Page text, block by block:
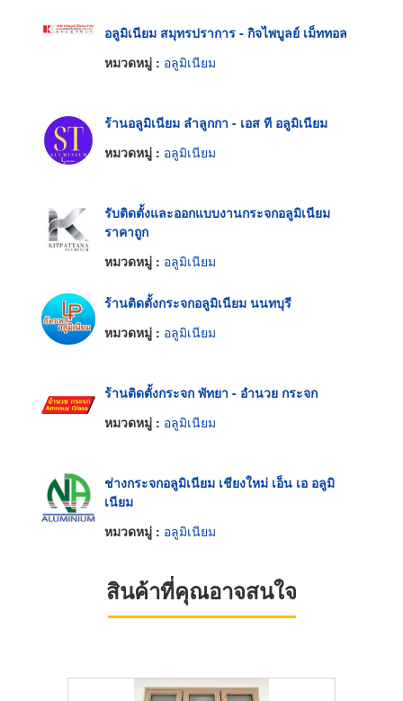
อลูมิเนียม สมุทรปราการ - กิจไพบูลย์ เม็ททอล
หมวดหมู่ : อลูมิเนียม
ร้านอลูมิเนียม ลำลูกกา - เอส ที อลูมิเนียม
หมวดหมู่ : อลูมิเนียม
รับติดตั้งและออกแบบงานกระจกอลูมิเนียม
ราคาถูก
หมวดหมู่ : อลูมิเนียม
ร้านติดตั้งกระจกอลูมิเนียม นนทบุรี
หมวดหมู่ : อลูมิเนียม
ร้านติดตั้งกระจก พัทยา - อำนวย กระจก
หมวดหมู่ : อลูมิเนียม
ช่างกระจกอลูมิเนียม เชียงใหม่ เอ็น เอ อลูมิ
เนียม
หมวดหมู่ : อลูมิเนียม
สินค้าที่คุณอาจสนใจ